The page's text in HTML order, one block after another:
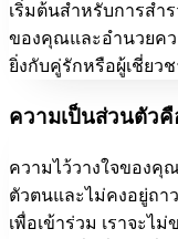
เริ่มต้นสำหรับการสำ
ของคุณและอำนวยคว
ยิ่งกับคู่รักหรือผู้เชี่ย
ความเป็นส่วนตัวคื
ความไว้วางใจของ
ตัวตนและไม่คงอยู่ถา
เพื่อเข้าร่วม เราจะ